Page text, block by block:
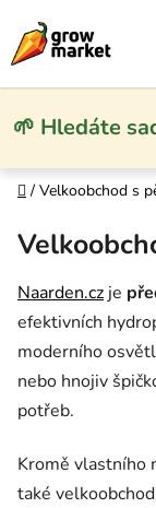
🌱 Hledáte
Domů
/ Velkoobchod s
Naarden.cz je
efektivních
moderního
nebo hnojiv
potřeb.
Kromě vlastního
také